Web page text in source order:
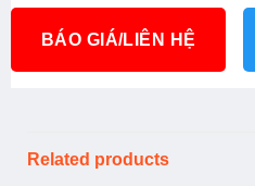
BÁO GIÁ/LIÊN HỆ
Related products